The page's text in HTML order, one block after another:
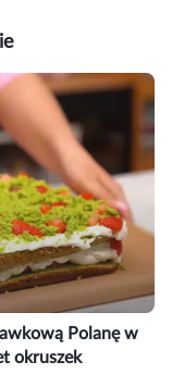
Polanę w
okruszek